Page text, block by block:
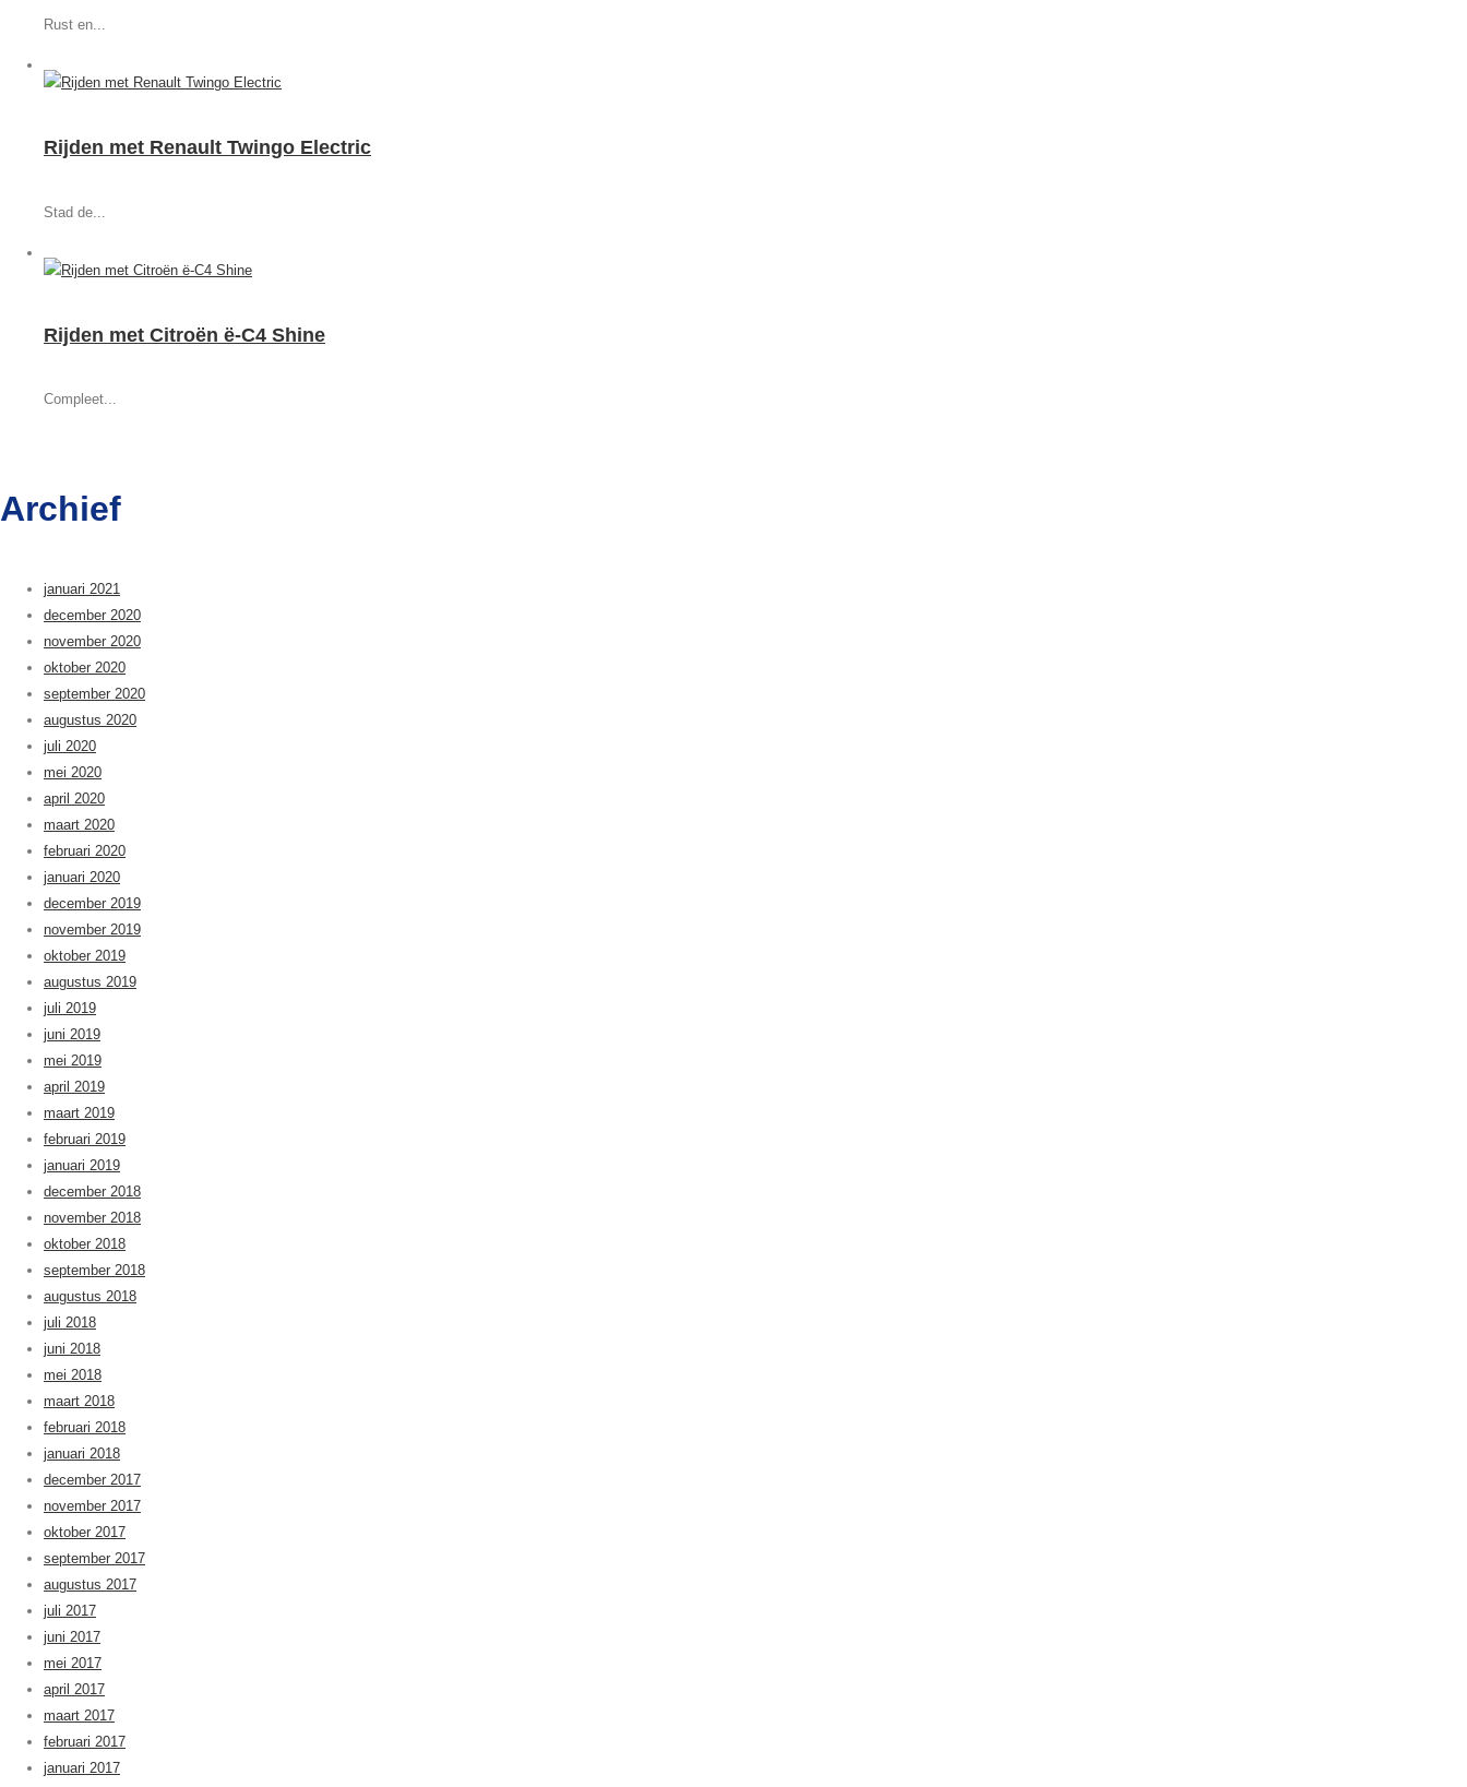
Rust en...
Rijden met Renault Twingo Electric
Stad de...
Rijden met Citroën ë-C4 Shine
Compleet...
Archief
januari 2021
december 2020
november 2020
oktober 2020
september 2020
augustus 2020
juli 2020
mei 2020
april 2020
maart 2020
februari 2020
januari 2020
december 2019
november 2019
oktober 2019
augustus 2019
juli 2019
juni 2019
mei 2019
april 2019
maart 2019
februari 2019
januari 2019
december 2018
november 2018
oktober 2018
september 2018
augustus 2018
juli 2018
juni 2018
mei 2018
maart 2018
februari 2018
januari 2018
december 2017
november 2017
oktober 2017
september 2017
augustus 2017
juli 2017
juni 2017
mei 2017
april 2017
maart 2017
februari 2017
januari 2017